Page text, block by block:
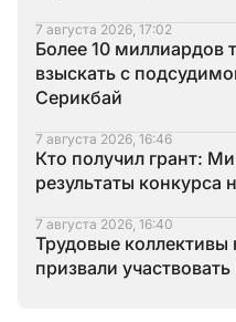
7 августа 2026, 17:02
Более 10 миллиардов
взыскать с
Серикбай
7 августа 2026, 16:46
Кто получил грант:
результаты конкурса
7 августа 2026, 16:40
Трудовые
призвали